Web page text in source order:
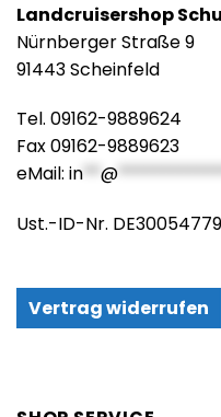
Landcruisershop
Nürnberger Straße 9
91443 Scheinfeld
Tel. 09162-9889624
Fax 09162-9889623
eMail: in**@
Ust.-ID-Nr.
Vertrag widerrufen